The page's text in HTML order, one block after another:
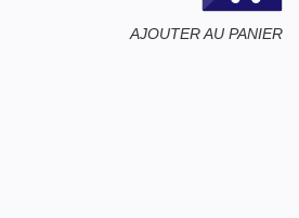
AJOUTER AU PANIER